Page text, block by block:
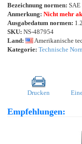
Bezeichnung normen: SAE
Anmerkung: Nicht mehr
Ausgabedatum normen:
SKU: NS-487954
Land:
Amerikanische
Kategorie: Technische
Drucken
Empfehlungen: